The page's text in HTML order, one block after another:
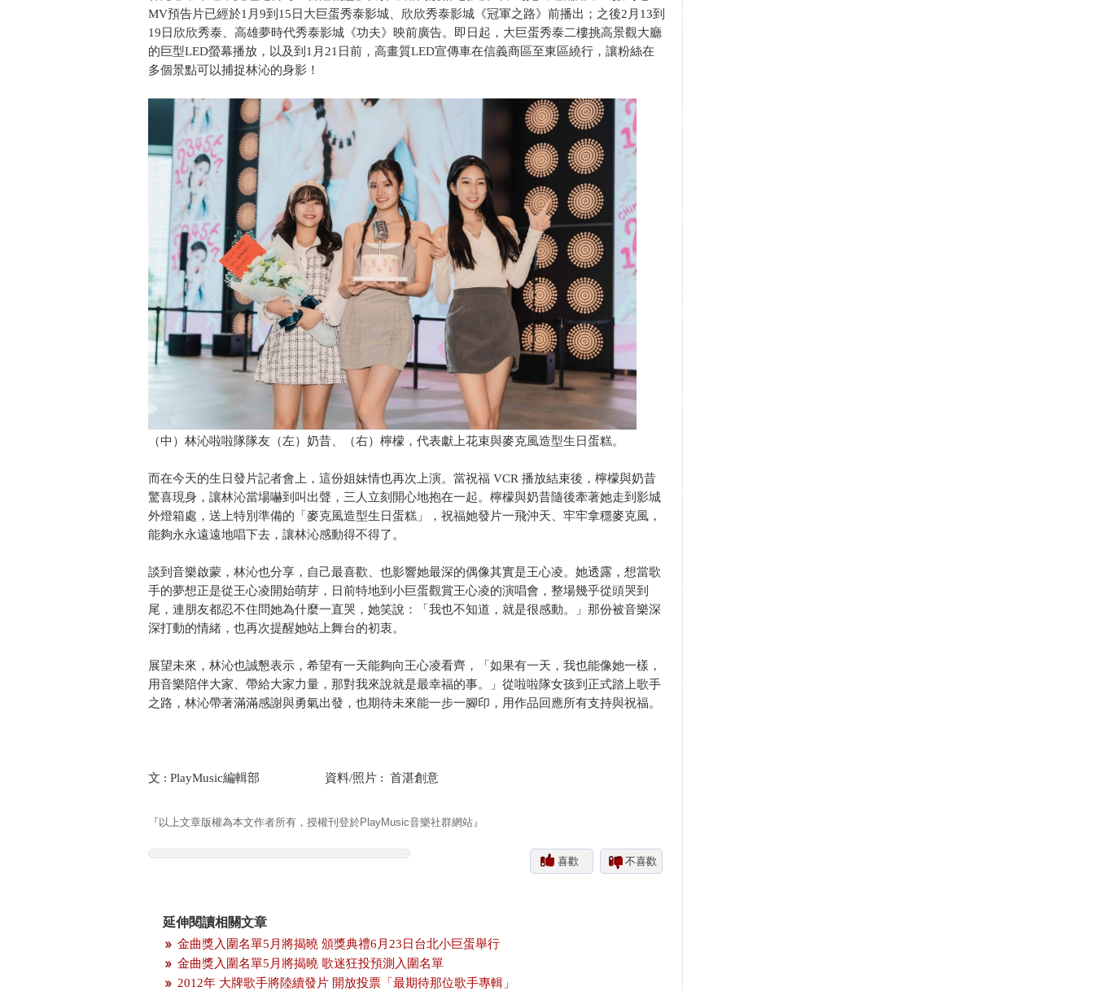
MV預告片已經於1月9到15日大巨蛋秀泰影城、欣欣秀泰影城《冠軍之路》前播出；之後2月13到
19日欣欣秀泰、高雄夢時代秀泰影城《功夫》映前廣告。即日起，大巨蛋秀泰二樓挑高景觀大廳
的巨型LED螢幕播放，以及到1月21日前，高畫質LED宣傳車在信義商區至東區繞行，讓粉絲在
多個景點可以捕捉林沁的身影！
（中）林沁啦啦隊隊友（左）奶昔、（右）檸檬，代表獻上花束與麥克風造型生日蛋糕。
而在今天的生日發片記者會上，這份姐妹情也再次上演。當祝福 VCR 播放結束後，檸檬與奶昔
驚喜現身，讓林沁當場嚇到叫出聲，三人立刻開心地抱在一起。檸檬與奶昔隨後牽著她走到影城
外燈箱處，送上特別準備的「麥克風造型生日蛋糕」，祝福她發片一飛沖天、牢牢拿穩麥克風，
能夠永永遠遠地唱下去，讓林沁感動得不得了。
談到音樂啟蒙，林沁也分享，自己最喜歡、也影響她最深的偶像其實是王心凌。她透露，想當歌
手的夢想正是從王心凌開始萌芽，日前特地到小巨蛋觀賞王心凌的演唱會，整場幾乎從頭哭到
尾，連朋友都忍不住問她為什麼一直哭，她笑說：「我也不知道，就是很感動。」那份被音樂深
深打動的情緒，也再次提醒她站上舞台的初衷。
展望未來，林沁也誠懇表示，希望有一天能夠向王心凌看齊，「如果有一天，我也能像她一樣，
用音樂陪伴大家、帶給大家力量，那對我來說就是最幸福的事。」從啦啦隊女孩到正式踏上歌手
之路，林沁帶著滿滿感謝與勇氣出發，也期待未來能一步一腳印，用作品回應所有支持與祝福。
文 : PlayMusic編輯部 資料/照片 : 首湛創意
『以上文章版權為本文作者所有，授權刊登於PlayMusic音樂社群網站』
喜歡 不喜歡
延伸閱讀相關文章
金曲獎入圍名單5月將揭曉 頒獎典禮6月23日台北小巨蛋舉行
金曲獎入圍名單5月將揭曉 歌迷狂投預測入圍名單
2012年 大牌歌手將陸續發片 開放投票「最期待那位歌手專輯」